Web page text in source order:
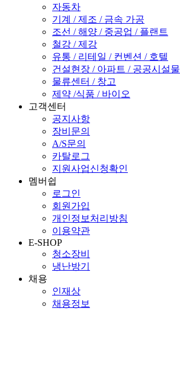
자동차
기계 / 제조 / 금속 가공
조선 / 해양 / 중공업 / 플랜트
철강 / 제강
유통 / 리테일 / 컨벤션 / 호텔
건설현장 / 아파트 / 공공시설물
물류센터 / 창고
제약 /식품 / 바이오
고객센터
공지사항
장비문의
A/S문의
카탈로그
지원사업신청확인
멤버쉽
로그인
회원가입
개인정보처리방침
이용약관
E-SHOP
청소장비
냉난방기
채용
인재상
채용정보